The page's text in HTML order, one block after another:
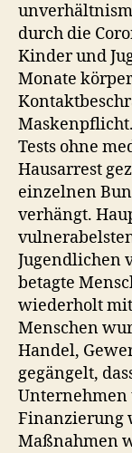
durch die
Kinder und
Monate
Tests ohne
Hausarrest
einzelnen
verhängt.
Jugendlichen
betagte
wiederholt
Menschen
Handel,
gegängelt,
Unternehmen
Finanzierung
Maßnahmen